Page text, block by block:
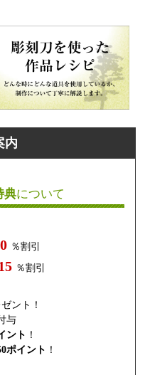
内
典について
％割引
％割引
ント！
与
ント ！
ポイント ！